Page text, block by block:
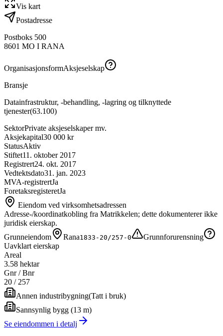
Vis kart
Postadresse
Postboks 500
8601 MO I RANA
OrganisasjonsformAksjeselskap
Bransje
Datainfrastruktur, -behandling, -lagring og tilknyttede
tjenester(63.100)
SektorPrivate aksjeselskaper mv.
Aksjekapital30 000 kr
StatusAktiv
Stiftet11. oktober 2017
Registrert24. okt. 2017
Vedtektsdato31. jan. 2023
MVA-registrertJa
ForetaksregisteretJa
Eiendom ved virksomhetsadressen
Adresse-/koordinatkobling fra Matrikkelen; dette dokumenterer ikke
juridisk eierskap.
Grunneiendom
Rana1833-20/257-0
Grunnforurensning
Uavklart eierskap
Areal
3.58 hektar
Gnr / Bnr
20 /257
Annen industribygning(Tatt i bruk)
Sannsynlig bygg (13 m)
Se eiendommen i detalj